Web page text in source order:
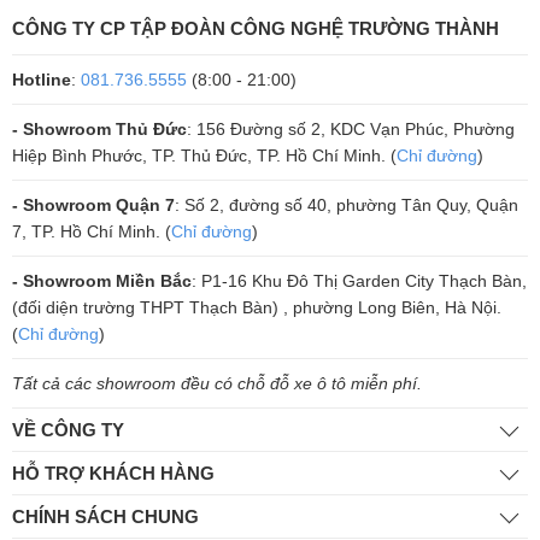
Để được tư vấn thêm về tính năng loa Yamaha NS-SW300 Black và
nhận báo giá chính xác, bạn hãy đến ngay với địa chỉ phân phối loa
sub chính hãng Trường Thành Audio.
CÔNG TY CP TẬP ĐOÀN CÔNG NGHỆ TRƯỜNG THÀNH
Hotline: 081.736.5555 (8:00 - 21:00)
- Showroom Thủ Đức: 156 Đường số 2, KDC Vạn Phúc, Phường
Hiệp Bình Phước, TP. Thủ Đức, TP. Hồ Chí Minh. (Chỉ đường)
- Showroom Quận 7: Số 2, đường số 40, phường Tân Quy, Quận
7, TP. Hồ Chí Minh. (Chỉ đường)
- Showroom Miền Bắc: P1-16 Khu Đô Thị Garden City Thạch Bàn,
(đối diện trường THPT Thạch Bàn) , phường Long Biên, Hà Nội.
(Chỉ đường)
Tất cả các showroom đều có chỗ đỗ xe ô tô miễn phí.
VỀ CÔNG TY
HỖ TRỢ KHÁCH HÀNG
CHÍNH SÁCH CHUNG